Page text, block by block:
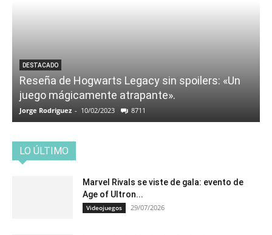
DESTACADO
Reseña de Hogwarts Legacy sin spoilers: «Un
juego mágicamente atrapante».
Jorge Rodriguez - 10/02/2023 8711
LO ÚLTIMO
Marvel Rivals se viste de gala: evento de
Age of Ultron...
Videojuegos 29/07/2026